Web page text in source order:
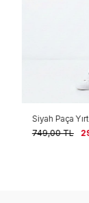
Siyah Paça
749,00TL